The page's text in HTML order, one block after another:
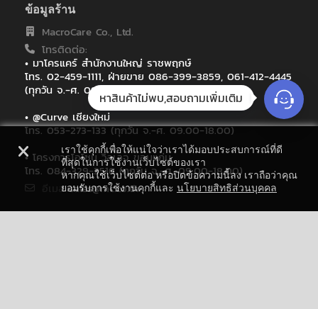
สถาบันเทคโนโลยีนิวเคลียร์แห่งชาติ
สมาคมสารพิษจากเชื้อราแห่งประเทศไทย
สหกรณ์เครดิตยูเนี่ยนเมืองจันท์ จำกัด
สำนักการศึกษาและนวัตกรรมการเรียนรู้ มหาวิทยาลัยสงขลานครินทร์
สำนักงานศูนย์ราชการเฉลิมพระเกียรติ 80 พรรษา
สำนักหอสมุด มหาวิทยาลัยเกษตรศาสตร์
หน่วยเฉพาะกิจอโณทัย ค่ายอิงคยุทธบริหาร
องค์การพุทธศาสนิกสัมพันธ์แห่งโลก
แผนกวิทยาการจัดการ มหาวิทยาลัยราชภัฎนครราชสีมา
โรงพยาบาลจุฬารัตน์
โรงพยาบาลบ้านเขว้า
โรงพยาบาลเชียงใหม่ราม
โรงเรียนวิทยาศาสตร์จุฬาภรณราชวิทยาลัย ชลบุรี
(AOT) : ลานประชิดเครื่องบิน
ข้อมูลร้าน
MacroCare Co., Ltd.
โทรติดต่อ:
• มาโครแคร์ สำนักงานใหญ่ ราชพฤกษ์
โทร. 02-459-1111, ฝ่ายขาย 086-399-3859, 061-412-4445
(ทุกวัน จ.-ศ. 09:00 - 18:00),
• @Curve เชียงใหม่
โทร. 053-273-133 (ทุกวัน จ.-ศ. 09.00-18.00)
• โครงการโอโซน วิลเลจ ขอนแก่น
โทร. 084-329-3516 (ทุกวัน จ.-ศ. 09.00-18.00)
อีเมลsales@mc.co.th
เราใช้คุกกี้เพื่อให้แน่ใจว่าเราได้มอบประสบการณ์ที่ดี
ที่สุดในการใช้งานเว็บไซต์ของเรา
หากคุณใช้เว็บไซต์ต่อ หรือปิดข้อความนี้ลง เราถือว่าคุณ
ยอมรับการใช้งานคุกกี้และ นโยบายสิทธิส่วนบุคคล
หาสินค้าไม่พบ,สอบถามเพิ่มเติม